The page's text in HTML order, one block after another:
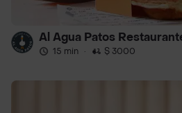
Al Agua Patos
15 min · $ 3000